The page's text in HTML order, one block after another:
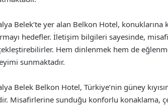
Belek’te yer alan Belkon Hotel,
hedefler. İletişim bilgileri sayesinde,
Hem dinlenmek hem de
sunmaktadır.
Belek Belkon Hotel, Türkiye’nin güney
Misafirlerine sunduğu konforlu konaklama,